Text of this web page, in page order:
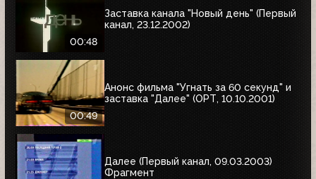
00:48
Заставка канала "Новый день" (Первый
канал, 23.12.2002)
00:49
Анонс фильма "Угнать за 60 секунд" и
заставка "Далее" (ОРТ, 10.10.2001)
Далее (Первый канал, 09.03.2003)
Фрагмент